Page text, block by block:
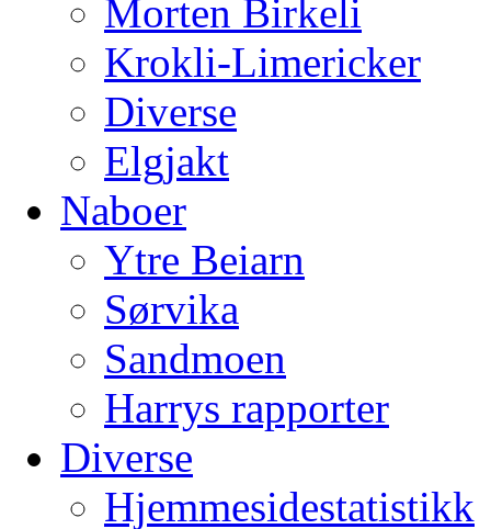
Morten Birkeli
Krokli-Limericker
Diverse
Elgjakt
Naboer
Ytre Beiarn
Sørvika
Sandmoen
Harrys rapporter
Diverse
Hjemmesidestatistikk